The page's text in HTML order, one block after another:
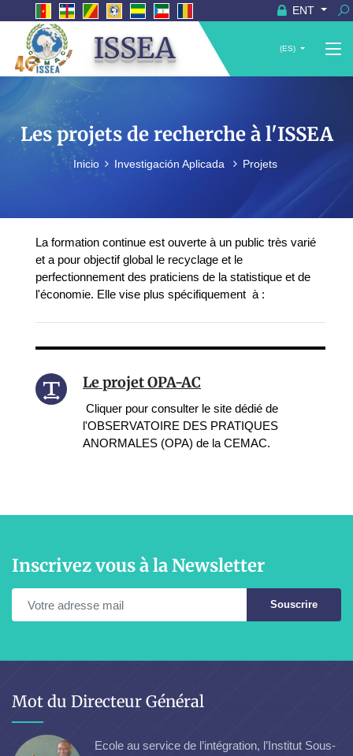
ENT
ISSEA (ES)
Les projets de recherche à l'ISSEA
Inicio Investigación Aplicada Projets
La formation continue est ouverte à un public très varié
et a pour objectif global le recyclage et le
perfectionnement des praticiens de la statistique et de
l'économie. Elle vise plus spécifiquement à :
Le projet OPA-AC
Cliquer pour consulter le site dédié de
l'OBSERVATOIRE DES PRATIQUES
ANORMALES (OPA) de la CEMAC.
Inscrivez vous à la Newsletter
Souscrire
Mot du Directeur Général
Ecole au service de l’intégration, l’Institut Sous-